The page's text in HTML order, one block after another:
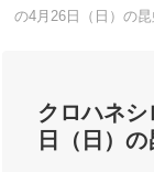
の4月26日（日）の
クロハネ
日（日）